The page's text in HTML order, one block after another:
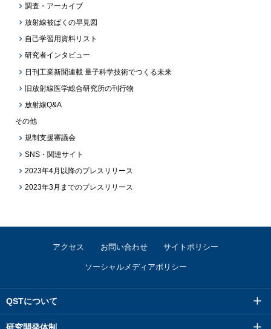
調査・アーカイブ
放射線被ばくの早見図
自己学習用資料リスト
研究者インタビュー
日刊工業新聞連載 量子科学技術でつくる未来
旧放射線医学総合研究所の刊行物
放射線Q&A
その他
規制支援審議会
SNS・関連サイト
2023年4月以降のプレスリリース
2023年3月までのプレスリリース
アクセス お問い合わせ サイトポリシー
ソーシャルメディアポリシー
QSTについて
研究開発体制